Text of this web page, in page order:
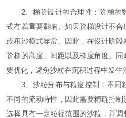
2、梯阶设计的合理性：阶梯的
式有着重要影响。如果阶梯设计不
或积沙模式异常。因此，在设计阶
阶梯的高度、间距以及梯度角度。
要优化，避免沙粒在沉积过程中发生
3、沙粒分布与粒度控制：不同
不同的流动特性，因此需要精确控
选择具有一定粒径范围的沙粒，并